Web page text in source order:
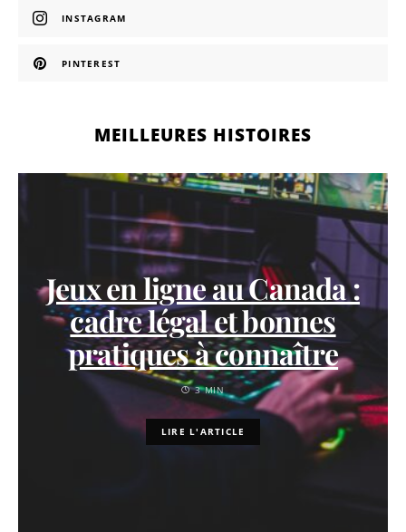
INSTAGRAM
PINTEREST
MEILLEURES HISTOIRES
Jeux en ligne au Canada :
cadre légal et bonnes
pratiques à connaître
3 MIN
LIRE L'ARTICLE